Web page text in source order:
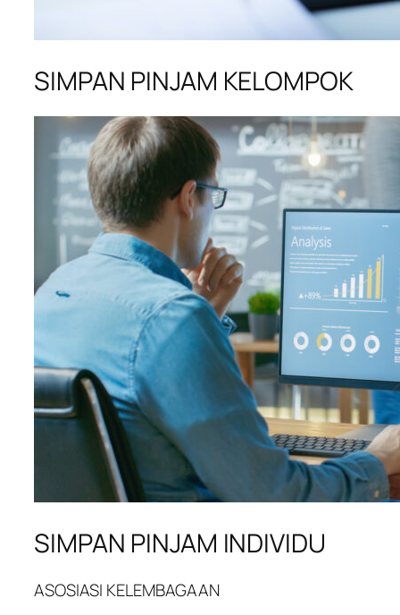
SIMPAN PINJAM KELOMPOK
SIMPAN PINJAM INDIVIDU
ASOSIASI KELEMBAGAAN